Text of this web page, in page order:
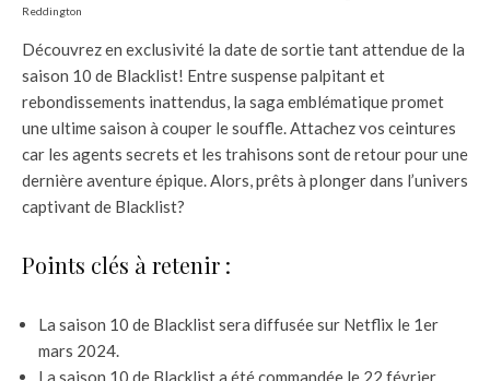
Reddington
Découvrez en exclusivité la date de sortie tant attendue de la
saison 10 de Blacklist! Entre suspense palpitant et
rebondissements inattendus, la saga emblématique promet
une ultime saison à couper le souffle. Attachez vos ceintures
car les agents secrets et les trahisons sont de retour pour une
dernière aventure épique. Alors, prêts à plonger dans l’univers
captivant de Blacklist?
Points clés à retenir :
La saison 10 de Blacklist sera diffusée sur Netflix le 1er
mars 2024.
La saison 10 de Blacklist a été commandée le 22 février